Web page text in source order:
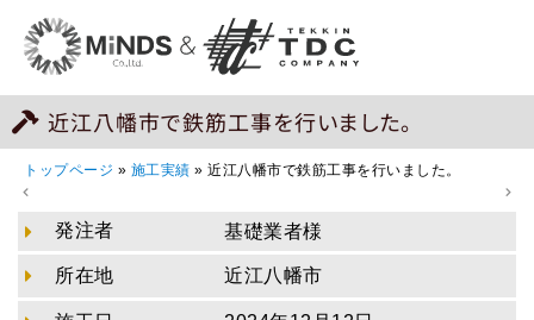
近江八幡市で鉄筋工事を行いました。
トップページ » 施工実績 » 近江八幡市で鉄筋工事を行いました。
発注者 基礎業者様
所在地 近江八幡市